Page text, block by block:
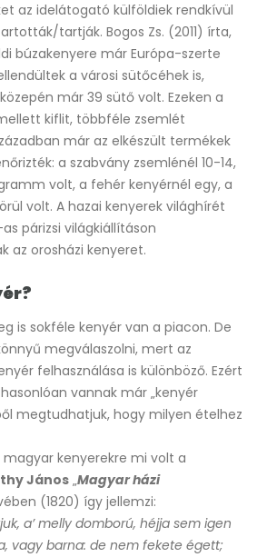
az idelátogató külföldiek rendkívül
tartják. Bogos Zs. (2011) írta,
búzakenyere már Európa-szerte
a városi sütőcéhek is,
már 39 sütő volt. Ezeken a
kiflit, többféle zsemlét
már az elkészült termékek
a szabvány zsemlénél 10-14,
volt, a fehér kenyérnél egy, a
volt. A hazai kenyerek világhírét
párizsi világkiállításon
az orosházi kenyeret.
is sokféle kenyér van a piacon. De
megválaszolni, mert az
felhasználása is különböző. Ezért
vannak már „kenyér
megtudhatjuk, hogy milyen ételhez
magyar kenyerekre mi volt a
János „Magyar házi
(1820) így jellemzi:
a’ melly domború, héjja sem igen
vagy barna: de nem fekete égett;